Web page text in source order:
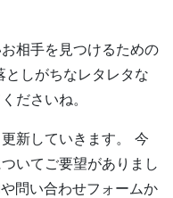
相手を見つけるための
しがちなレタレタな
ださいね。
新していきます。 今
いてご要望がありまし
問い合わせフォームか